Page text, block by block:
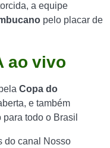
a equipe
pelo placar de
ao vivo
Copa do
e também
todo o Brasil
do canal Nosso